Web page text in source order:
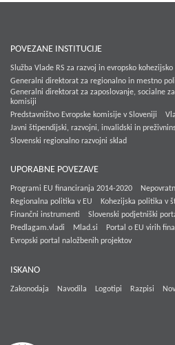
POVEZANE INSTITUCIJE
Služba Vlade RS za razvoj in evropsko
Generalni direktorat za regionalno in mestno
Generalni direktorat za zaposlovanje, socialne
komisiji
Predstavništvo Evropske komisije v Sloveniji
Javni štipendijski, razvojni, invalidski in
Slovenski regionalno razvojni sklad
UPORABNE POVEZAVE
Programi EU financiranja 2014-2020
Regionalna politika v EU
Kohezijska politika v
Finančni instrumenti
Slovenski podjetniški
Predlagam.vladi
Mlad.si
Portal o EU virih
Evropski portal naložbenih projektov
ISKANO
Zakonodaja Navodila Logotipi Razpisi